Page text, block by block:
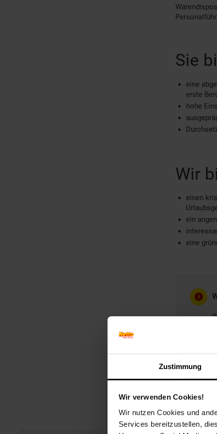
Zustimmung
Wir verwenden Cookies!
Wir nutzen Cookies und
Services bereitzustellen,
Sie
eine
erste
hohe
Wir
einen
ein
eine